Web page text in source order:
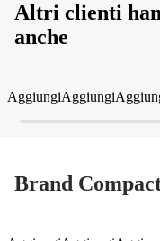
Altri clienti
anche
AggiungiAggiungi
Brand